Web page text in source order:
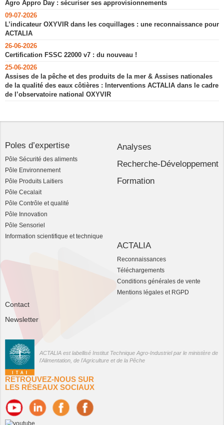
Agro Appro Day : sécuriser ses approvisionnements
09-07-2026
L’indicateur OXYVIR dans les coquillages : une reconnaissance pour
ACTALIA
26-06-2026
Certification FSSC 22000 v7 : du nouveau !
25-06-2026
Assises de la pêche et des produits de la mer & Assises nationales
de la qualité des eaux côtières : Interventions ACTALIA dans le cadre
de l’observatoire national OXYVIR
Poles d’expertise
Pôle Sécurité des aliments
Pôle Environnement
Pôle Produits Laitiers
Pôle Cecalait
Pôle Contrôle et qualité
Pôle Innovation
Pôle Sensoriel
Information scientifique et technique
Analyses
Recherche-Développement
Formation
ACTALIA
Reconnaissances
Téléchargements
Conditions générales de vente
Mentions légales et RGPD
Contact
Newsletter
ACTALIA est labellisé Institut Technique Agro-Industriel par le ministère de
l'Alimentation, de l'Agriculture et de la Pêche
RETROUVEZ-NOUS SUR
LES RÉSEAUX SOCIAUX